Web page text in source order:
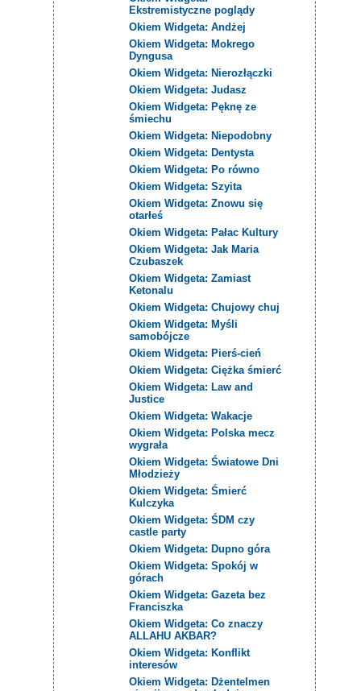
Ekstremistyczne poglądy
Okiem Widgeta: Andżej
Okiem Widgeta: Mokrego
Dyngusa
Okiem Widgeta: Nierozłączki
Okiem Widgeta: Judasz
Okiem Widgeta: Pęknę ze
śmiechu
Okiem Widgeta: Niepodobny
Okiem Widgeta: Dentysta
Okiem Widgeta: Po równo
Okiem Widgeta: Szyita
Okiem Widgeta: Znowu się
otarłeś
Okiem Widgeta: Pałac Kultury
Okiem Widgeta: Jak Maria
Czubaszek
Okiem Widgeta: Zamiast
Ketonalu
Okiem Widgeta: Chujowy chuj
Okiem Widgeta: Myśli
samobójcze
Okiem Widgeta: Pierś-cień
Okiem Widgeta: Ciężka śmierć
Okiem Widgeta: Law and
Justice
Okiem Widgeta: Wakacje
Okiem Widgeta: Polska mecz
wygrała
Okiem Widgeta: Światowe Dni
Młodzieży
Okiem Widgeta: Śmierć
Kulczyka
Okiem Widgeta: ŚDM czy
castle party
Okiem Widgeta: Dupno góra
Okiem Widgeta: Spokój w
górach
Okiem Widgeta: Gazeta bez
Franciszka
Okiem Widgeta: Co znaczy
ALLAHU AKBAR?
Okiem Widgeta: Konflikt
interesów
Okiem Widgeta: Dżentelmen